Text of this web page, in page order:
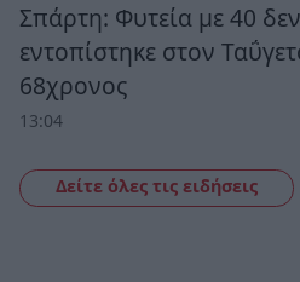
Σπάρτη: Φυτεία με 40
εντοπίστηκε στον
68χρονος
13:04
Δείτε όλες τις ειδήσεις